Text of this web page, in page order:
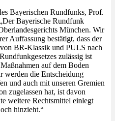
Bayerischen Rundfunks, Prof.
Bayerische Rundfunk
München. Wir
Auffassung bestätigt, dass der
BR-Klassik und PULS nach
zulässig ist
auf dem Boden
werden die Entscheidung
und auch mit unseren Gremien
zugelassen hat, ist davon
weitere Rechtsmittel einlegt
hinzieht.“